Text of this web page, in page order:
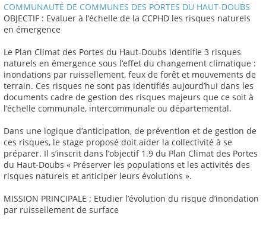
COMMUNAUTÉ DE COMMUNES DES PORTES DU HAUT-DOUBS
OBJECTIF : Evaluer à l’échelle de la CCPHD les risques naturels
en émergence
Le Plan Climat des Portes du Haut-Doubs identifie 3 risques
naturels en émergence sous l’effet du changement climatique :
inondations par ruissellement, feux de forêt et mouvements de
terrain. Ces risques ne sont pas identifiés aujourd’hui dans les
documents cadre de gestion des risques majeurs que ce soit à
l’échelle communale, intercommunale ou départemental.
Dans une logique d’anticipation, de prévention et de gestion de
ces risques, le stage proposé doit aider la collectivité à se
préparer. Il s’inscrit dans l’objectif 1.9 du Plan Climat des Portes
du Haut-Doubs « Préserver les populations et les activités des
risques naturels et anticiper leurs évolutions ».
MISSION PRINCIPALE : Etudier l’évolution du risque d’inondation
par ruissellement de surface